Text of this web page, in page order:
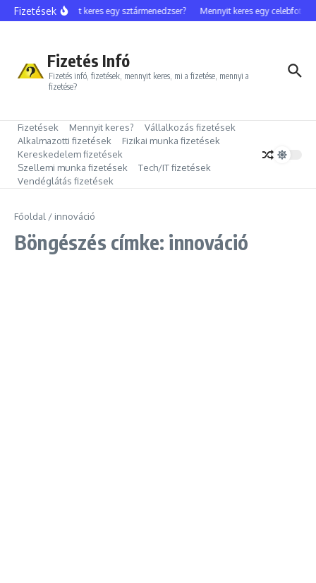
Ugrás a tartalomhoz
FizetésekMennyit keres egy sztármenedzser? Mennyit keres egy celebfotós?
Fizetés Infó
Fizetés infó, fizetések, mennyit keres, mi a fizetése, mennyi a
fizetése?
Fizetések Mennyit keres?
Vállalkozás fizetések
Alkalmazotti fizetések
Fizikai munka fizetések
Kereskedelem fizetések
Szellemi munka fizetések
Tech/IT fizetések
Vendéglátás fizetések
Főoldal / innováció
Böngészés címke: innováció